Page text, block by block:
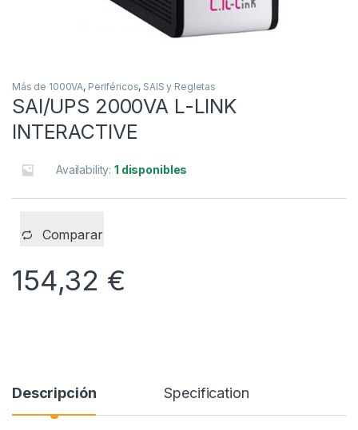
Más de 1000VA, Periféricos, SAIS y Regletas
SAI/UPS 2000VA L-LINK
INTERACTIVE
Availability:1 disponibles
Comparar
154,32 €
Descripción Specification